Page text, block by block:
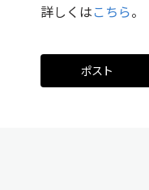
詳しくはこちら。
ポスト